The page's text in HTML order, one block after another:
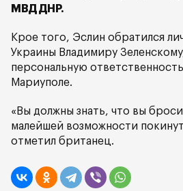
МВД ДНР.
Крое того, Эслин обратился
Украины Владимиру
персональную
Мариуполе.
«Вы должны знать, что вы
малейшей возможности
отметил британец.